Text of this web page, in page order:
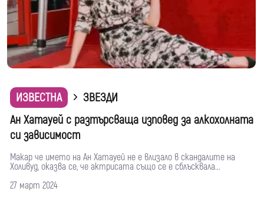
ИЗВЕСТНА
ЗВЕЗДИ
Ан Хатауей с разтърсваща изповед за алкохолната
си зависимост
Макар че името на Ан Хатауей не е влизало в скандалите на
Холивуд, оказва се, че актрисата също се е сблъсквала...
27 март 2024